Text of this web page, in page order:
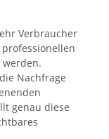
Verbraucher
Nachfrage
genau diese